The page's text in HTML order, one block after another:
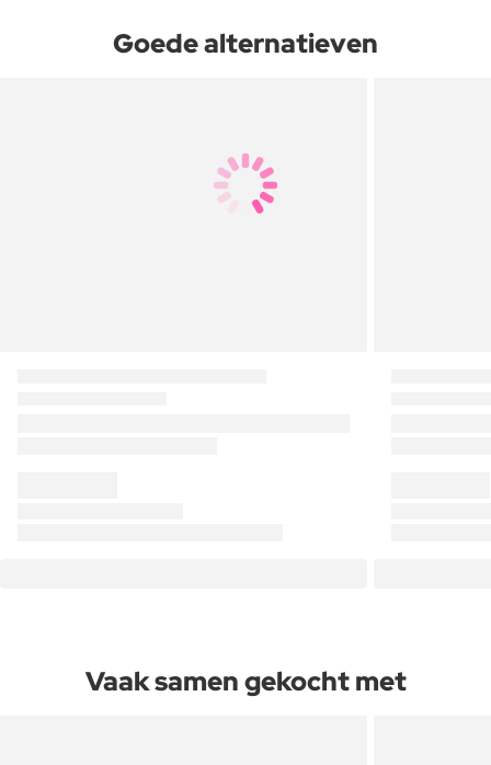
Goede alternatieven
Vaak samen gekocht met